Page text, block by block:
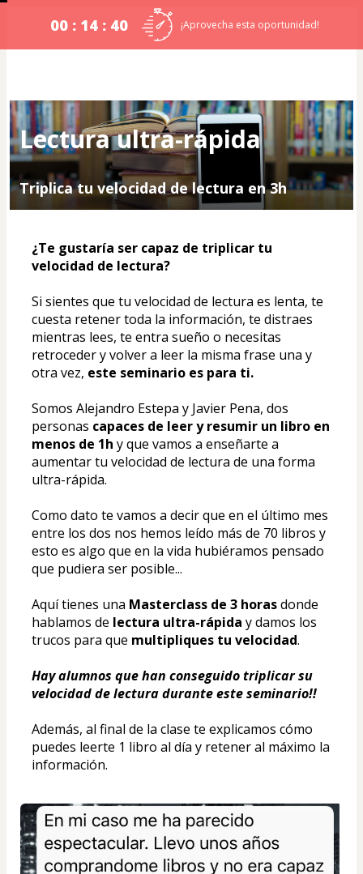
00 : 14 : 40 ¡Aprovecha esta oportunidad!
Lectura ultra-rápida
Triplica tu velocidad de lectura en 3h
¿Te gustaría ser capaz de triplicar tu
velocidad de lectura?
Si sientes que tu velocidad de lectura es lenta, te
cuesta retener toda la información, te distraes
mientras lees, te entra sueño o necesitas
retroceder y volver a leer la misma frase una y
otra vez, este seminario es para ti.
Somos Alejandro Estepa y Javier Pena, dos
personas capaces de leer y resumir un libro en
menos de 1h y que vamos a enseñarte a
aumentar tu velocidad de lectura de una forma
ultra-rápida.
Como dato te vamos a decir que en el último mes
entre los dos nos hemos leído más de 70 libros y
esto es algo que en la vida hubiéramos pensado
que pudiera ser posible...
Aquí tienes una Masterclass de 3 horas donde
hablamos de lectura ultra-rápida y damos los
trucos para que multipliques tu velocidad.
Hay alumnos que han conseguido triplicar su
velocidad de lectura durante este seminario!!
Además, al final de la clase te explicamos cómo
puedes leerte 1 libro al día y retener al máximo la
información.